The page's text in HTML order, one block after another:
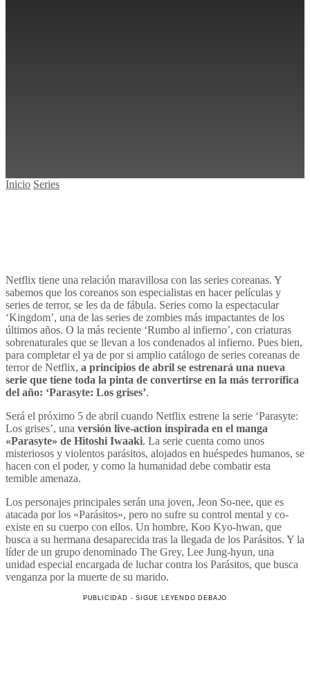
Inicio Series
Netflix tiene una relación maravillosa con las series coreanas. Y
sabemos que los coreanos son especialistas en hacer películas y
series de terror, se les da de fábula. Series como la espectacular
‘Kingdom’, una de las series de zombies más impactantes de los
últimos años. O la más reciente ‘Rumbo al infierno’, con criaturas
sobrenaturales que se llevan a los condenados al infierno. Pues bien,
para completar el ya de por si amplio catálogo de series coreanas de
terror de Netflix, a principios de abril se estrenará una nueva
serie que tiene toda la pinta de convertirse en la más terrorífica
del año: ‘Parasyte: Los grises’.
Será el próximo 5 de abril cuando Netflix estrene la serie ‘Parasyte:
Los grises’, una versión live-action inspirada en el manga
«Parasyte» de Hitoshi Iwaaki. La serie cuenta como unos
misteriosos y violentos parásitos, alojados en huéspedes humanos, se
hacen con el poder, y como la humanidad debe combatir esta
temible amenaza.
Los personajes principales serán una joven, Jeon So-nee, que es
atacada por los «Parásitos», pero no sufre su control mental y co-
existe en su cuerpo con ellos. Un hombre, Koo Kyo-hwan, que
busca a su hermana desaparecida tras la llegada de los Parásitos. Y la
líder de un grupo denominado The Grey, Lee Jung-hyun, una
unidad especial encargada de luchar contra los Parásitos, que busca
venganza por la muerte de su marido.